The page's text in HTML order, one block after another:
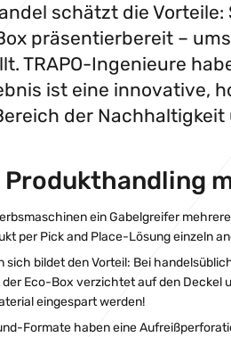
schätzt die
präsentierbereit –
TRAPO-Ingenieure
ist eine innovative,
der
Produkthandling
ein Gabelgreifer
per Pick and Place-Lösung einzeln
sich bildet den Vorteil: Bei
Eco-Box verzichtet auf den Deckel
eingespart werden!
Formate haben eine